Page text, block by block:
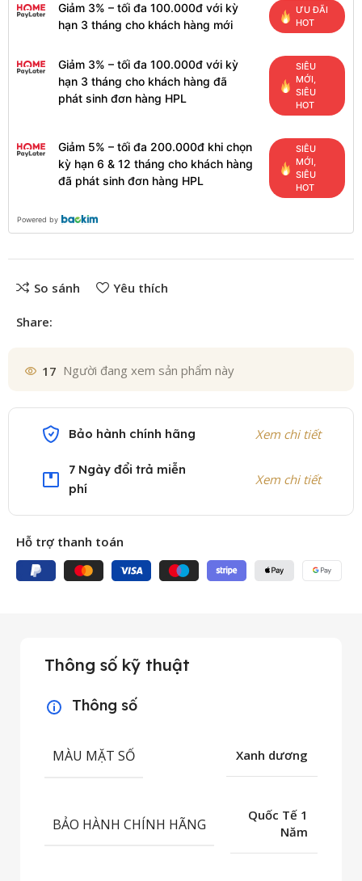
Giảm 3% – tối đa 100.000đ với kỳ
hạn 3 tháng cho khách hàng mới
ƯU ĐÃI
HOT
Giảm 3% – tối đa 100.000đ với kỳ
hạn 3 tháng cho khách hàng đã
phát sinh đơn hàng HPL
SIÊU
MỚI,
SIÊU
HOT
Giảm 5% – tối đa 200.000đ khi chọn
kỳ hạn 6 & 12 tháng cho khách hàng
đã phát sinh đơn hàng HPL
SIÊU
MỚI,
SIÊU
HOT
Powered by
So sánh Yêu thích
Share:
17 Người đang xem sản phẩm này
Bảo hành chính hãng Xem chi tiết
7 Ngày đổi trả miễn
phí
Xem chi tiết
Hỗ trợ thanh toán
Thông số kỹ thuật
Thông số
MÀU MẶT SỐ Xanh dương
BẢO HÀNH CHÍNH HÃNG
Quốc Tế 1
Năm